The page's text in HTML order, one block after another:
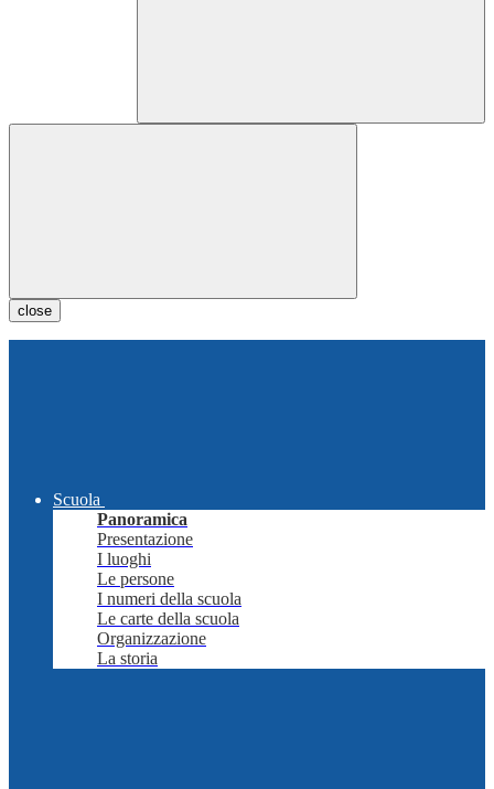
close
Scuola
Panoramica
Presentazione
I luoghi
Le persone
I numeri della scuola
Le carte della scuola
Organizzazione
La storia